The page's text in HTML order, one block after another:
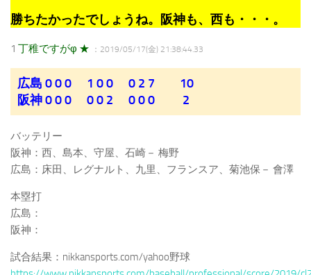
勝ちたかったでしょうね。阪神も、西も・・・。
1 丁稚ですがφ ★ ：2019/05/17(金) 21:38:44.33
広島 0 0 0 1 0 0 0 2 7 10
阪神 0 0 0 0 0 2 0 0 0 2
バッテリー
阪神：西、島本、守屋、石崎－ 梅野
広島：床田、レグナルト、九里、フランスア、菊池保－ 會澤
本塁打
広島：
阪神：
試合結果：nikkansports.com/yahoo野球